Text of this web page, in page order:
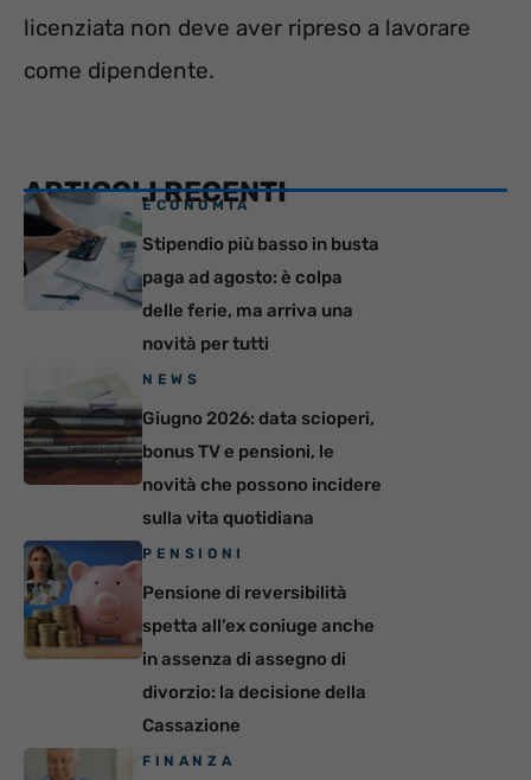
licenziata non deve aver ripreso a lavorare
come dipendente.
ARTICOLI RECENTI
ECONOMIA
Stipendio più basso in busta
paga ad agosto: è colpa
delle ferie, ma arriva una
novità per tutti
NEWS
Giugno 2026: data scioperi,
bonus TV e pensioni, le
novità che possono incidere
sulla vita quotidiana
PENSIONI
Pensione di reversibilità
spetta all’ex coniuge anche
in assenza di assegno di
divorzio: la decisione della
Cassazione
FINANZA